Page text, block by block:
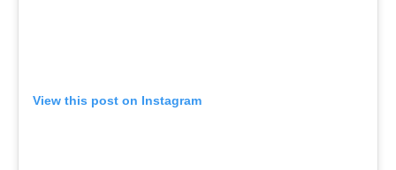
View this post on Instagram